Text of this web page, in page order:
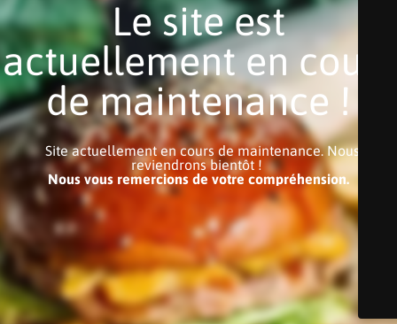
Le site est
actuellement en cours
de maintenance !
Site actuellement en cours de maintenance. Nous
reviendrons bientôt !
Nous vous remercions de votre compréhension.